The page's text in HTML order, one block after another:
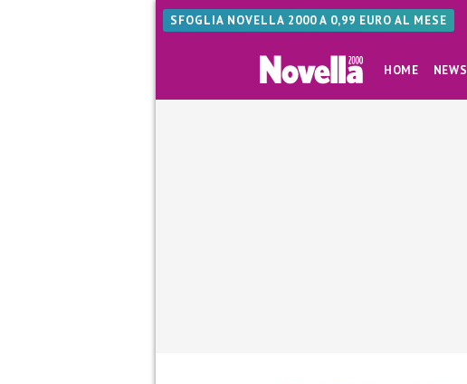
SFOGLIA NOVELLA 2000 A 0,99 EURO AL MESE
HOME NEWS